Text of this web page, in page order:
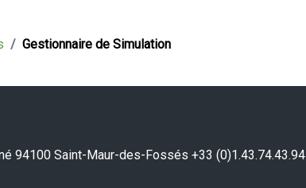
Gestionnaire de Simulation
94100 Saint-Maur-des-Fossés +33 (0)1.43.74.43.94